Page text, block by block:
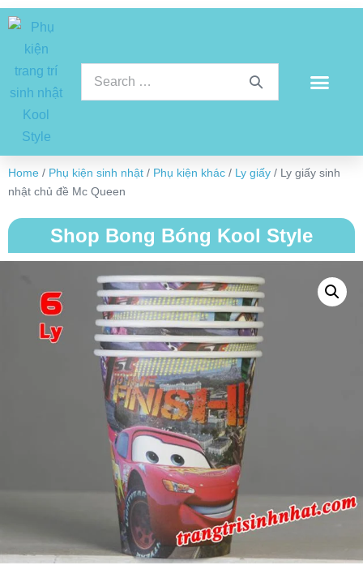
Home / Phụ kiện sinh nhật / Phụ kiện khác / Ly giấy / Ly giấy sinh
nhật chủ đề Mc Queen
Shop Bong Bóng Kool Style